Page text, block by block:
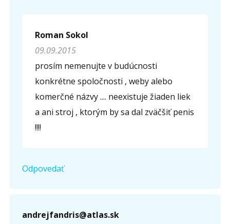
Roman Sokol
09.09.2015
prosím nemenujte v budúcnosti
konkrétne spoločnosti , weby alebo
komerčné názvy .... neexistuje žiaden liek
a ani stroj , ktorým by sa dal zväčšiť penis
!!!!
Odpovedať
andrejfandris@atlas.sk